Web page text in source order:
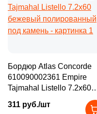
Бордюр Atlas Concorde
610090002361 Empire
Tajmahal Listello 7.2x60
бежевый полированный
под камень
311 руб./шт